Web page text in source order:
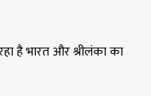
है भारत और श्रीलंका का